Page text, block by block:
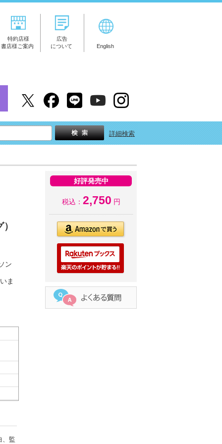
特約店様
書店様ご案内
広告
について
English
詳細検索
ン
ま
、監
好評発売中
税込： 2,750 円